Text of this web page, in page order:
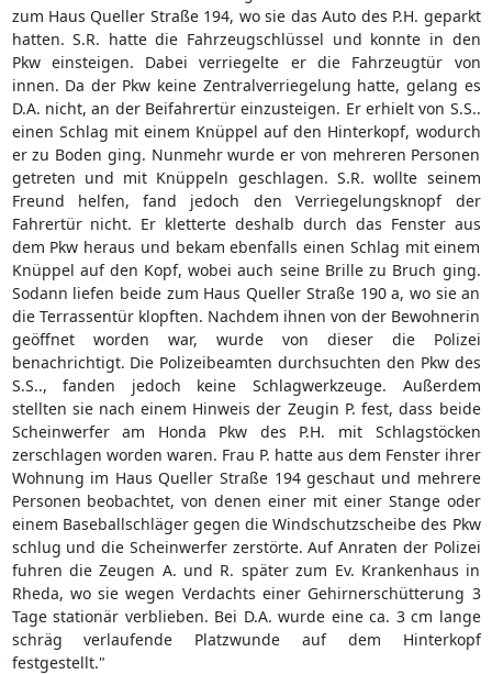
zum Haus Queller Straße 194, wo sie das Auto des P.H. geparkt
hatten. S.R. hatte die Fahrzeugschlüssel und konnte in den
Pkw einsteigen. Dabei verriegelte er die Fahrzeugtür von
innen. Da der Pkw keine Zentralverriegelung hatte, gelang es
D.A. nicht, an der Beifahrertür einzusteigen. Er erhielt von S.S..
einen Schlag mit einem Knüppel auf den Hinterkopf, wodurch
er zu Boden ging. Nunmehr wurde er von mehreren Personen
getreten und mit Knüppeln geschlagen. S.R. wollte seinem
Freund helfen, fand jedoch den Verriegelungsknopf der
Fahrertür nicht. Er kletterte deshalb durch das Fenster aus
dem Pkw heraus und bekam ebenfalls einen Schlag mit einem
Knüppel auf den Kopf, wobei auch seine Brille zu Bruch ging.
Sodann liefen beide zum Haus Queller Straße 190 a, wo sie an
die Terrassentür klopften. Nachdem ihnen von der Bewohnerin
geöffnet worden war, wurde von dieser die Polizei
benachrichtigt. Die Polizeibeamten durchsuchten den Pkw des
S.S.., fanden jedoch keine Schlagwerkzeuge. Außerdem
stellten sie nach einem Hinweis der Zeugin P. fest, dass beide
Scheinwerfer am Honda Pkw des P.H. mit Schlagstöcken
zerschlagen worden waren. Frau P. hatte aus dem Fenster ihrer
Wohnung im Haus Queller Straße 194 geschaut und mehrere
Personen beobachtet, von denen einer mit einer Stange oder
einem Baseballschläger gegen die Windschutzscheibe des Pkw
schlug und die Scheinwerfer zerstörte. Auf Anraten der Polizei
fuhren die Zeugen A. und R. später zum Ev. Krankenhaus in
Rheda, wo sie wegen Verdachts einer Gehirnerschütterung 3
Tage stationär verblieben. Bei D.A. wurde eine ca. 3 cm lange
schräg verlaufende Platzwunde auf dem Hinterkopf
festgestellt."